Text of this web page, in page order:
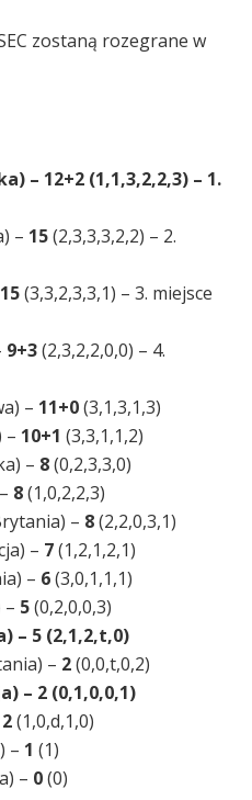
zostaną rozegrane w
– 12+2 (1,1,3,2,2,3) – 1.
– 15(2,3,3,3,2,2) – 2.
15(3,3,2,3,3,1) – 3. miejsce
9+3(2,3,2,2,0,0) – 4.
– 11+0(3,1,3,1,3)
– 10+1 (3,3,1,1,2)
– 8(0,2,3,3,0)
8(1,0,2,2,3)
– 8(2,2,0,3,1)
– 7(1,2,1,2,1)
– 6(3,0,1,1,1)
– 5(0,2,0,0,3)
– 5 (2,1,2,t,0)
– 2(0,0,t,0,2)
– 2 (0,1,0,0,1)
2(1,0,d,1,0)
– 1 (1)
– 0(0)